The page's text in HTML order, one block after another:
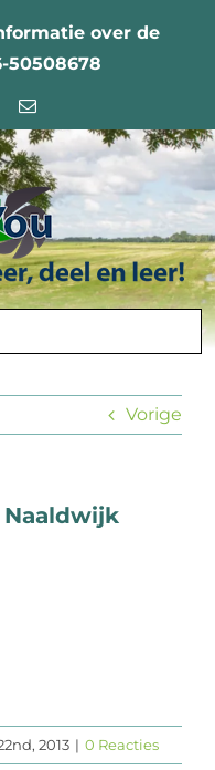
over de
50508678
Vorige
2013 | 0 Reacties